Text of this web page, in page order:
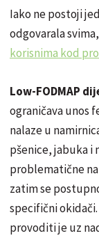
Iako ne postoji
odgovarala
korisnima kod
Low-FODMAP
ograničava unos
nalaze u
pšenice, jabuka i
problematične
zatim se
specifični
provoditi je uz